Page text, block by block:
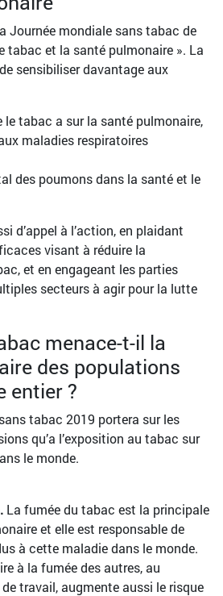
Journée mondiale sans tabac de
tabac et la santé pulmonaire ». La
sensibiliser davantage aux
le tabac a sur la santé pulmonaire,
maladies respiratoires
des poumons dans la santé et le
d’appel à l’action, en plaidant
visant à réduire la
et en engageant les parties
secteurs à agir pour la lutte
menace-t-il la
des populations
entier ?
tabac 2019 portera sur les
qu’a l’exposition au tabac sur
le monde.
La fumée du tabac est la principale
et elle est responsable de
à cette maladie dans le monde.
à la fumée des autres, au
travail, augmente aussi le risque